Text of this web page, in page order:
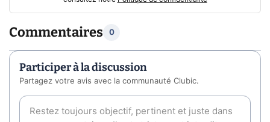
Commentaires 0
Participer à la discussion
Partagez votre avis avec la communauté Clubic.